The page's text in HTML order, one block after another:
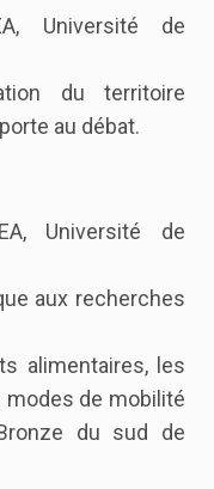
Université de
du territoire
au débat.
Université de
aux recherches
alimentaires, les
de mobilité
du sud de